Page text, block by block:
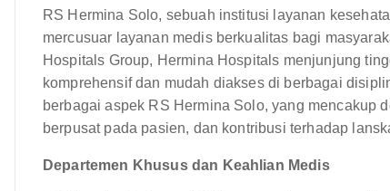
RS Hermina Solo, sebuah institusi layanan
mercusuar layanan medis berkualitas bagi
Hospitals Group, Hermina Hospitals menjunjung
komprehensif dan mudah diakses di berbagai
berbagai aspek RS Hermina Solo, yang mencakup
berpusat pada pasien, dan kontribusi terhadap
Departemen Khusus dan Keahlian Medis